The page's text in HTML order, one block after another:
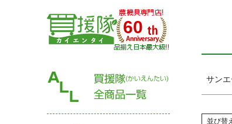
60
サンエ
並び替え